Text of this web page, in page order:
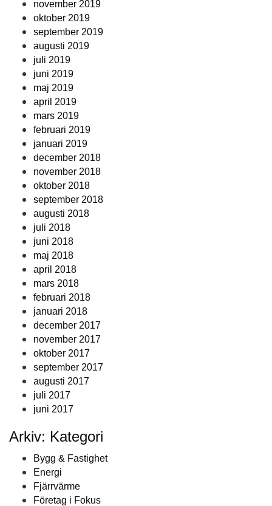
november 2019
oktober 2019
september 2019
augusti 2019
juli 2019
juni 2019
maj 2019
april 2019
mars 2019
februari 2019
januari 2019
december 2018
november 2018
oktober 2018
september 2018
augusti 2018
juli 2018
juni 2018
maj 2018
april 2018
mars 2018
februari 2018
januari 2018
december 2017
november 2017
oktober 2017
september 2017
augusti 2017
juli 2017
juni 2017
Arkiv: Kategori
Bygg & Fastighet
Energi
Fjärrvärme
Företag i Fokus